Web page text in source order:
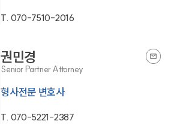
T. 070-7510-2016
권민경
Senior Partner Attorney
형사전문 변호사
T. 070-5221-2387